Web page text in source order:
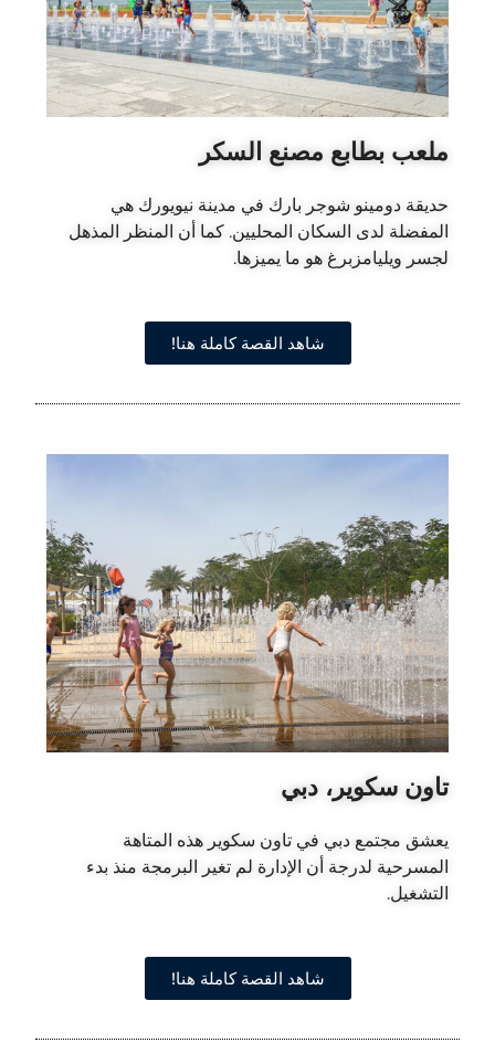
ملعب بطابع مصنع السكر
حديقة دومينو شوجر بارك في مدينة نيويورك هي
المفضلة لدى السكان المحليين. كما أن المنظر المذهل
لجسر ويليامزبرغ هو ما يميزها.
شاهد القصة كاملة هنا!
تاون سكوير، دبي
يعشق مجتمع دبي في تاون سكوير هذه المتاهة
المسرحية لدرجة أن الإدارة لم تغير البرمجة منذ بدء
التشغيل.
شاهد القصة كاملة هنا!